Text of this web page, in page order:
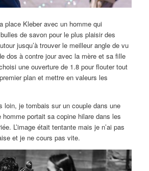
place Kleber avec un homme qui
de savon pour le plus plaisir des
jusqu’à trouver le meilleur angle de vu
dos à contre jour avec la mère et sa fille
une ouverture de 1.8 pour flouter tout
plan et mettre en valeurs les
loin, je tombais sur un couple dans une
homme portait sa copine hilare dans les
L’image était tentante mais je n’ai pas
et je ne cours pas vite.